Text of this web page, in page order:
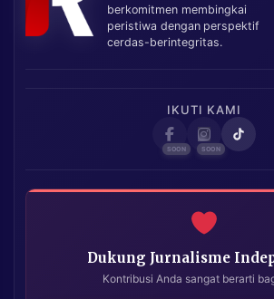
berkomitmen membingkai
peristiwa dengan perspektif
cerdas-berintegritas.
IKUTI KAMI
Dukung Jurnalisme
Kontribusi Anda sangat berarti